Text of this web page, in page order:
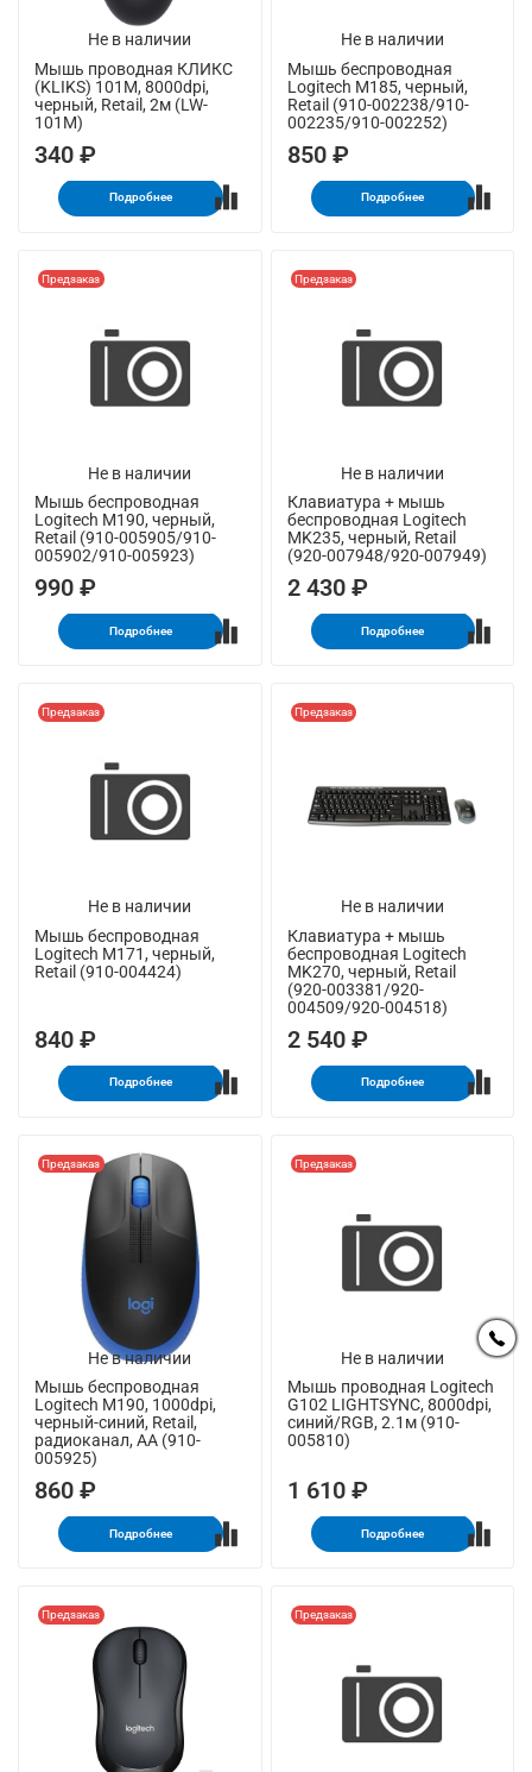
Не в наличии
Мышь проводная КЛИКС
(KLIKS) 101M, 8000dpi,
черный, Retail, 2м (LW-
101M)
340 ₽
Подробнее
Не в наличии
Мышь беспроводная
Logitech M185, черный,
Retail (910-002238/910-
002235/910-002252)
850 ₽
Подробнее
Не в наличии
Предзаказ
Мышь беспроводная
Logitech M190, черный,
Retail (910-005905/910-
005902/910-005923)
990 ₽
Подробнее
Не в наличии
Предзаказ
Клавиатура + мышь
беспроводная Logitech
MK235, черный, Retail
(920-007948/920-007949)
2 430 ₽
Подробнее
Не в наличии
Предзаказ
Мышь беспроводная
Logitech M171, черный,
Retail (910-004424)
840 ₽
Подробнее
Не в наличии
Предзаказ
Клавиатура + мышь
беспроводная Logitech
MK270, черный, Retail
(920-003381/920-
004509/920-004518)
2 540 ₽
Подробнее
Не в наличии
Предзаказ
Мышь беспроводная
Logitech M190, 1000dpi,
черный-синий, Retail,
радиоканал, AA (910-
005925)
860 ₽
Подробнее
Не в наличии
Предзаказ
Мышь проводная Logitech
G102 LIGHTSYNC, 8000dpi,
синий/RGB, 2.1м (910-
005810)
1 610 ₽
Подробнее
Предзаказ Предзаказ